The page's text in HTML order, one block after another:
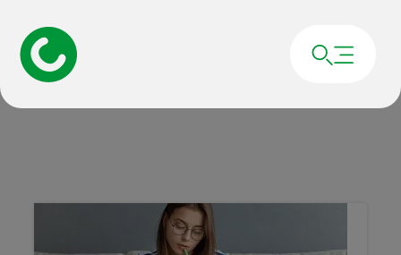
Portada»Oposiciones Estado